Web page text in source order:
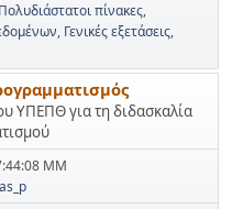
Πολυδιάστατοι πίνακες
Γενικές εξετάσεις
ΥΠΕΠΘ για τη διδασκαλία
ΜΜ